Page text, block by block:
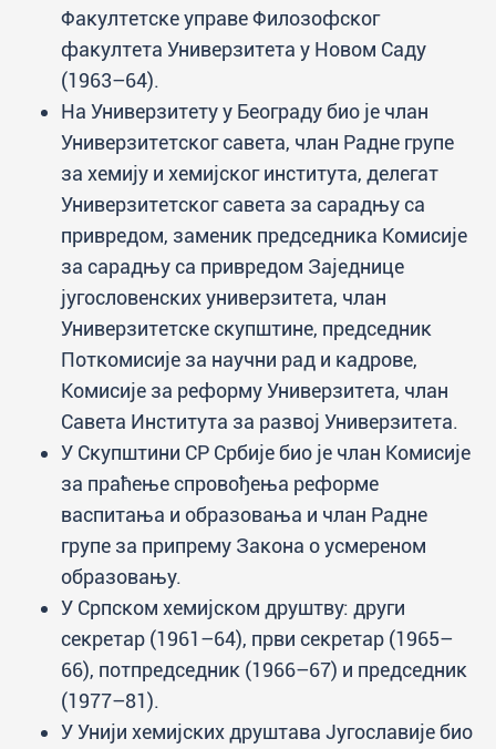
Факултетске управе Филозофског
факултета Универзитета у Новом Саду
(1963–64).
На Универзитету у Београду био је члан
Универзитетског савета, члан Радне групе
за хемију и хемијског института, делегат
Универзитетског савета за сарадњу са
привредом, заменик председника Комисије
за сарадњу са привредом Заједнице
југословенских универзитета, члан
Универзитетске скупштине, председник
Поткомисије за научни рад и кадрове,
Комисије за реформу Универзитета, члан
Савета Института за развој Универзитета.
У Скупштини СР Србије био је члан Комисије
за праћење спровођења реформе
васпитања и образовања и члан Радне
групе за припрему Закона о усмереном
образовању.
У Српском хемијском друштву: други
секретар (1961–64), први секретар (1965–
66), потпредседник (1966–67) и председник
(1977–81).
У Унији хемијских друштава Југославије био